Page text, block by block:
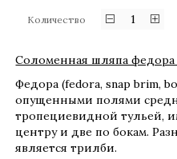
Количество 1
Соломенная шляпа федора
Федора (fedora, snap brim,
опущенными полями
тропециевидной тульей,
центру и две по бокам.
является трилби.